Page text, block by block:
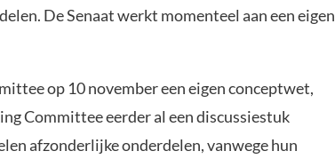
De Senaat werkt momenteel aan een eigen
op 10 november een eigen conceptwet,
Committee eerder al een discussiestuk
afzonderlijke onderdelen, vanwege hun